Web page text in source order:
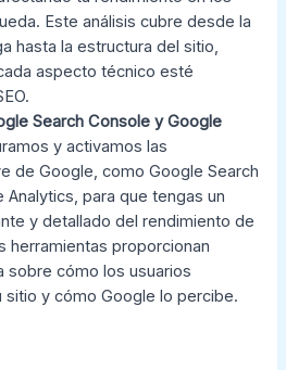
Este análisis cubre desde la
hasta la estructura del sitio,
aspecto técnico esté
Search Console y Google
y activamos las
de Google, como Google Search
Analytics, para que tengas un
y detallado del rendimiento de
herramientas proporcionan
sobre cómo los usuarios
sitio y cómo Google lo percibe.